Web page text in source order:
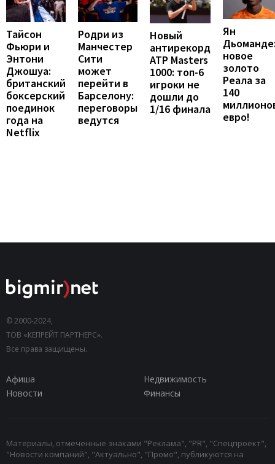
Тайсон
Фьюри и
Энтони
Джошуа:
британский
боксерский
поединок
года на
Netflix
Родри из
Манчестер
Сити
может
перейти в
Барселону:
переговоры
ведутся
Новый
антирекорд
ATP Masters
1000: топ-6
игроки не
дошли до
1/16 финала
Ян
новое
золото
Реала за
140
евро!
© 2000-2024,
ТОВ «КЕПРЕЙТ ПАРТНЕРС».
Все права защищены.
Афиша
Недвижимость
Новости
Финансы
Материалы, отмеченные знаками "Реклама", "PR", "Спецпроект",
"Новости компаний", "Актуально", "Промо", публикуются на